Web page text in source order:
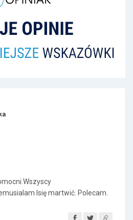
Isię martwić. Polecam.